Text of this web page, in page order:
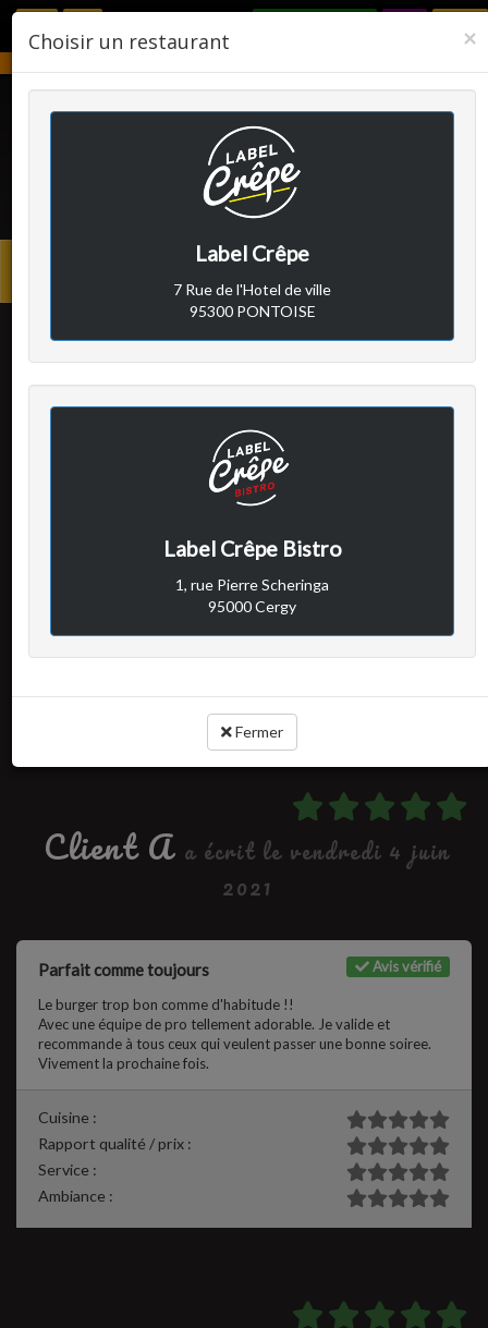
LABEL CRÊPE
Client A
a écrit le vendredi 4 juin
2021
Rapport qualité / prix :
Service :
Client A a écrit le vendredi 4 juin
2021
Avis vérifié
Parfait comme toujours
Le burger trop bon comme d'habitude !!
Avec une équipe de pro tellement adorable. Je valide et
recommande à tous ceux qui veulent passer une bonne soiree.
Vivement la prochaine fois.
Cuisine :
Rapport qualité / prix :
Service :
Ambiance :
×
Choisir un restaurant
Label Crêpe
7 Rue de l'Hotel de ville
95300 PONTOISE
Label Crêpe Bistro
1, rue Pierre Scheringa
95000 Cergy
Fermer